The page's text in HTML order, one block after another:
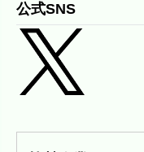
公式SNS